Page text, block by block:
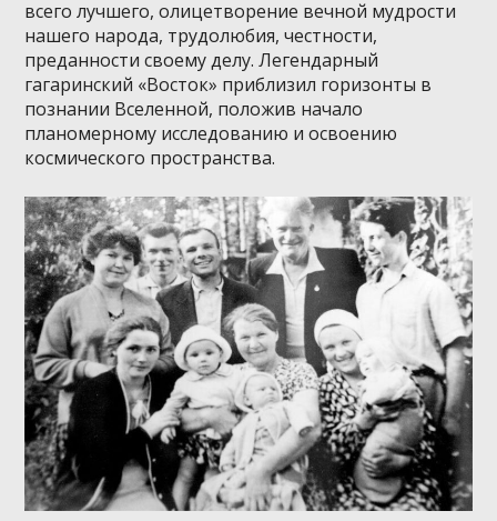
всего лучшего, олицетворение вечной мудрости
нашего народа, трудолюбия, честности,
преданности своему делу. Легендарный
гагаринский «Восток» приблизил горизонты в
познании Вселенной, положив начало
планомерному исследованию и освоению
космического пространства.